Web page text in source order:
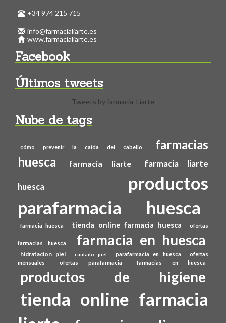
+34 974 215 715
info@farmacialiarte.es
www.farmacialiarte.es
Facebook
Últimos tweets
Tweets by farmacia_Liarte
Nube de tags
cómo prevenir la caída del cabello
farmacias
huesca
farmacia liarte farmacia liarte
huesca
productos
parafarmacia huesca
farmacia huesca tienda online farmacia huesca ofertas
farmacias huesca farmacia en huesca
hidratacion piel cuidado piel parafarmacia en huesca
ofertas
mensuales
ofertas parafarmacia farmacias en huesca
productos de higiene
tienda online farmacia